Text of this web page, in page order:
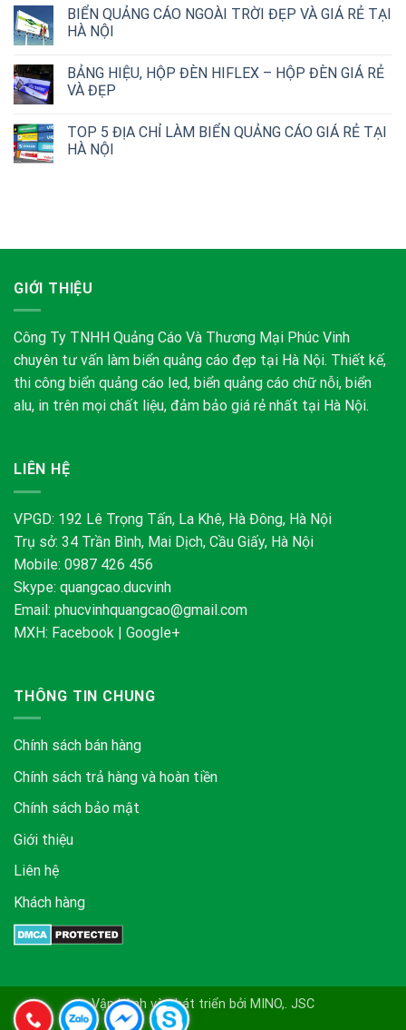
BIỂN QUẢNG CÁO NGOÀI TRỜI ĐẸP VÀ GIÁ RẺ TẠI
HÀ NỘI
BẢNG HIỆU, HỘP ĐÈN HIFLEX – HỘP ĐÈN GIÁ RẺ
VÀ ĐẸP
TOP 5 ĐỊA CHỈ LÀM BIỂN QUẢNG CÁO GIÁ RẺ TẠI
HÀ NỘI
GIỚI THIỆU
Công Ty TNHH Quảng Cáo Và Thương Mại Phúc Vinh
chuyên tư vấn làm biển quảng cáo đẹp tại Hà Nội. Thiết kế,
thi công biển quảng cáo led, biển quảng cáo chữ nỗi, biển
alu, in trên mọi chất liệu, đảm bảo giá rẻ nhất tại Hà Nội.
LIÊN HỆ
VPGD: 192 Lê Trọng Tấn, La Khê, Hà Đông, Hà Nội
Trụ sở: 34 Trần Bình, Mai Dịch, Cầu Giấy, Hà Nội
Mobile: 0987 426 456
Skype: quangcao.ducvinh
Email: phucvinhquangcao@gmail.com
MXH: Facebook | Google+
THÔNG TIN CHUNG
Chính sách bán hàng
Chính sách trả hàng và hoàn tiền
Chính sách bảo mật
Giới thiệu
Liên hệ
Khách hàng
Vận hành và phát triển bởi MINO,. JSC